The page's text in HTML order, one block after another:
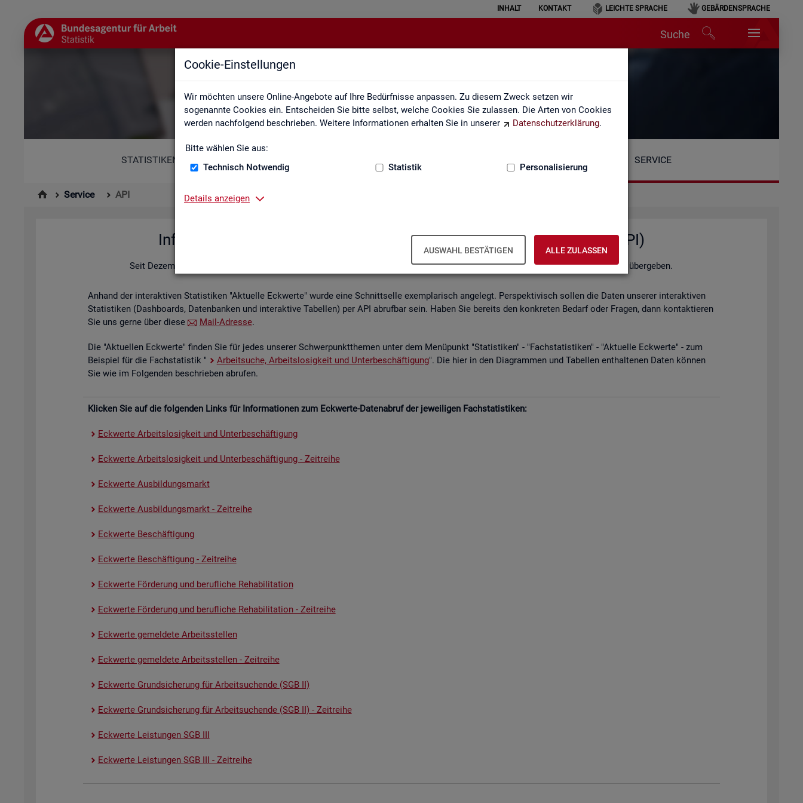
Cookie-Einstellungen
Wir möchten unsere Online-Angebote auf Ihre Bedürfnisse anpassen. Zu diesem Zweck setzen wir
sogenannte Cookies ein. Entscheiden Sie bitte selbst, welche Cookies Sie zulassen. Die Arten von Cookies
werden nachfolgend beschrieben. Weitere Informationen erhalten Sie in unserer
Datenschutzerklärung.
Bitte wählen Sie aus:
Technisch Notwendig
Statistik Personalisierung
Details anzeigen
AUSWAHL BESTÄTIGEN ALLE ZULASSEN
INHALT KONTAKT LEICHTE SPRACHE GEBÄRDENSPRACHE
Suche
API
STATISTIKEN SERVICE
Service API
In­for­ma­tio­nen zu Schnitt­stel­len für au­to­ma­ti­sier­te Da­ten­ab­fra­gen (API)
Seit De­zem­ber 2025 bie­tet die Sta­tis­tik der Bun­des­agen­tur für Ar­beit die Mög­lich­keit, Daten per Schnitt­stel­le au­to­ma­ti­siert zu über­ge­ben.
An­hand der in­ter­ak­ti­ven Sta­tis­ti­ken "Ak­tu­el­le Eck­wer­te" wurde eine Schnitt­sel­le ex­em­pla­risch an­ge­legt. Per­spek­ti­visch sol­len die Daten un­se­rer in­ter­ak­ti­ven
Sta­tis­ti­ken (Da­sh­boards, Da­ten­ban­ken und in­ter­ak­ti­ve Ta­bel­len) per API ab­ruf­bar sein. Haben Sie be­reits den kon­kre­ten Be­darf oder Fra­gen, dann kon­tak­tie­ren
Sie uns gerne über diese
Mail-Adres­se.
Die "Ak­tu­el­len Eck­wer­te" fin­den Sie für jedes un­se­rer Schwer­punkt­the­men unter dem Me­nü­punkt "Sta­tis­ti­ken" - "Fach­sta­tis­ti­ken" - "Ak­tu­el­le Eck­wer­te" - zum
Bei­spiel für die Fach­sta­tis­tik "
Ar­beit­su­che, Ar­beits­lo­sig­keit und Un­ter­be­schäf­ti­gung". Die hier in den Dia­gram­men und Ta­bel­len ent­hal­te­nen Daten kön­nen
Sie wie im Fol­gen­den be­schrie­ben ab­ru­fen.
Kli­cken Sie auf die fol­gen­den Links für In­for­ma­tio­nen zum Eck­wer­te-Da­ten­ab­ruf der je­wei­li­gen Fach­sta­tis­ti­ken:
Eck­wer­te Ar­beits­lo­sig­keit und Un­ter­be­schäf­ti­gung
Eck­wer­te Ar­beits­lo­sig­keit und Un­ter­be­schäf­ti­gung - Zeit­rei­he
Eck­wer­te Aus­bil­dungs­markt
Eck­wer­te Aus­bil­dungs­markt - Zeit­rei­he
Eck­wer­te Be­schäf­ti­gung
Eck­wer­te Be­schäf­ti­gung - Zeit­rei­he
Eck­wer­te För­de­rung und be­ruf­li­che Re­ha­bi­li­ta­ti­on
Eck­wer­te För­de­rung und be­ruf­li­che Re­ha­bi­li­ta­ti­on - Zeit­rei­he
Eck­wer­te ge­mel­de­te Ar­beits­stel­len
Eck­wer­te ge­mel­de­te Ar­beits­stel­len - Zeit­rei­he
Eck­wer­te Grund­si­che­rung für Ar­beit­su­chen­de (SGB II)
Eck­wer­te Grund­si­che­rung für Ar­beit­su­chen­de (SGB II) - Zeit­rei­he
Eck­wer­te Leis­tun­gen SGB III
Eck­wer­te Leis­tun­gen SGB III - Zeit­rei­he